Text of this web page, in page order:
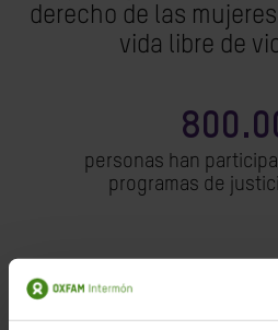
derecho de las
vida libre de
personas han
programas de
proyectos en activo